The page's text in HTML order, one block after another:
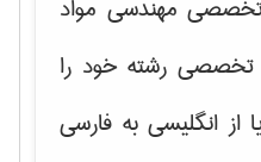
تخصصی مهندسی مواد
تخصصی رشته خود را
از انگلیسی به فارسی